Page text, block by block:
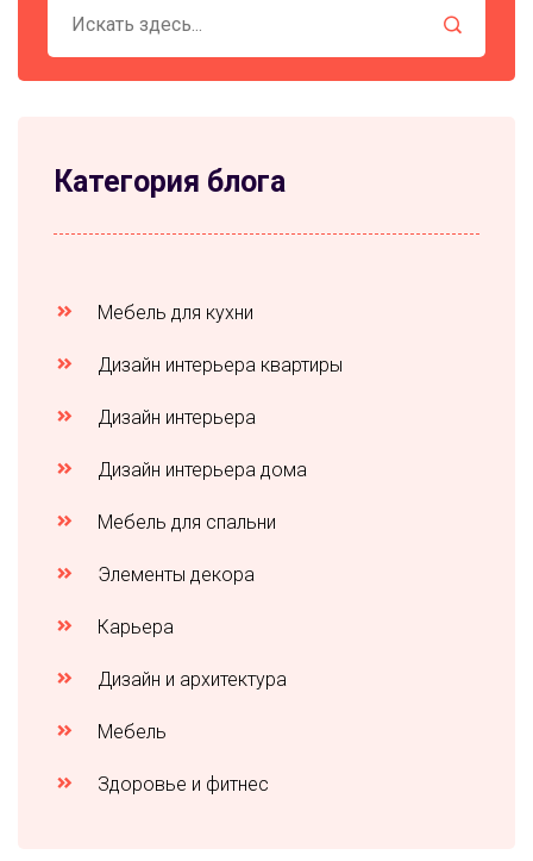
Категория блога
Мебель для кухни
Дизайн интерьера квартиры
Дизайн интерьера
Дизайн интерьера дома
Мебель для спальни
Элементы декора
Карьера
Дизайн и архитектура
Мебель
Здоровье и фитнес